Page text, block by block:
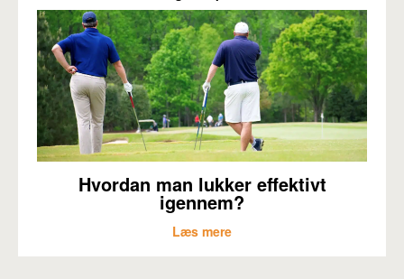
Hvordan man lukker effektivt
igennem?
Læs mere